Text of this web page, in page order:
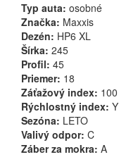
Typ auta: osobné
Značka: Maxxis
Dezén: HP6 XL
Šírka: 245
Profil: 45
Priemer: 18
Záťažový index: 100
Rýchlostný index: Y
Sezóna: LETO
Valivý odpor: C
Záber za mokra: A